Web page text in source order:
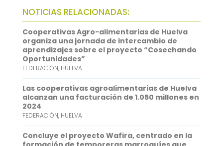
b
o
o
k
t
t
e
r
a
i
l
h
a
t
s
A
p
p
L
i
n
k
e
d
I
n
NOTICIAS RELACIONADAS:
Cooperativas Agro-alimentarias de Huelva
organiza una jornada de intercambio de
aprendizajes sobre el proyecto “Cosechando
Oportunidades”
FEDERACIÓN, HUELVA
Las cooperativas agroalimentarias de Huelva
alcanzan una facturación de 1.050 millones en
2024
FEDERACIÓN, HUELVA
Concluye el proyecto Wafira, centrado en la